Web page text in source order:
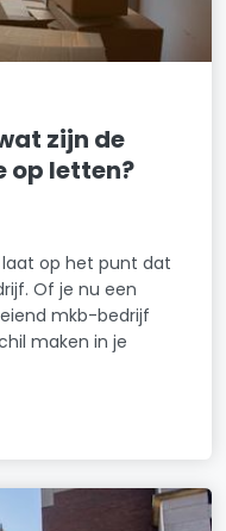
zijn de
op letten?
op het punt dat
Of je nu een
mkb-bedrijf
maken in je